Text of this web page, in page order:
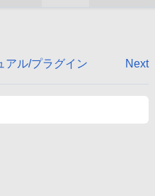
Next
アル/プラグイン